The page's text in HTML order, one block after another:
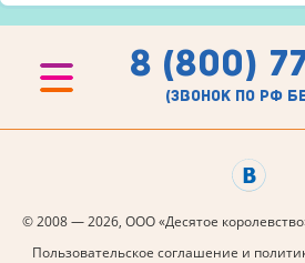
8 (800)
(звонок по рф
© 2008 — 2026, ООО «Десятое
Пользовательское соглашение и